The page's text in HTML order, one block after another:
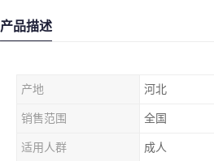
产品描述
产地 河北
销售范围 全国
适用人群 成人